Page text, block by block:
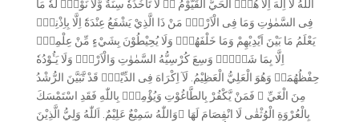
اَللّٰهُ لَآ اِلٰهَ اِلَّا هُوَۚ اَلْحَيُّ الْقَيُّوْمُ ەۚ لَا تَأْخُذُهٗ سِنَةٌ وَّلَا نَوْمٌۗ لَهٗ مَا
فِى السَّمٰوٰتِ وَمَا فِى الْاَرْضِۗ مَنْ ذَا الَّذِيْ يَشْفَعُ عِنْدَهٗٓ اِلَّا بِاِذْنِهٖۗ
يَعْلَمُ مَا بَيْنَ اَيْدِيْهِمْ وَمَا خَلْفَهُمْۚ وَلَا يُحِيْطُوْنَ بِشَيْءٍ مِّنْ عِلْمِهٖٓ
اِلَّا بِمَا شَاۤءَۚ وَسِعَ كُرْسِيُّهُ السَّمٰوٰتِ وَالْاَرْضَۚ وَلَا يَـُٔوْدُهٗ
حِفْظُهُمَاۚ وَهُوَ الْعَلِيُّ الْعَظِيْمُ. لَآ اِكْرَاهَ فِى الدِّيْنِۗ قَدْ تَّبَيَّنَ الرُّشْدُ
مِنَ الْغَيِّ ۚ فَمَنْ يَّكْفُرْ بِالطَّاغُوْتِ وَيُؤْمِنْۢ بِاللّٰهِ فَقَدِ اسْتَمْسَكَ
بِالْعُرْوَةِ الْوُثْقٰى لَا انْفِصَامَ لَهَا ۗوَاللّٰهُ سَمِيْعٌ عَلِيْمٌ. اَللّٰهُ وَلِيُّ الَّذِيْنَ